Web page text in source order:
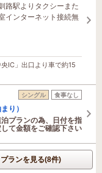
路駅よりタクシーまた
インターネット接続無
IC」出口より車で約15
シングル 食事なし
り）
プランの為、日付を指
して金額をご確認下さい
プランを見る(8件)